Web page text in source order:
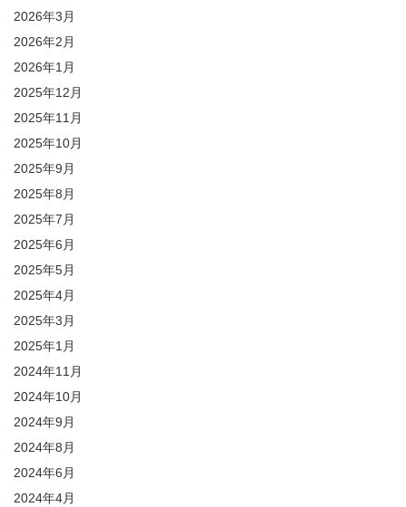
2026年3月
2026年2月
2026年1月
2025年12月
2025年11月
2025年10月
2025年9月
2025年8月
2025年7月
2025年6月
2025年5月
2025年4月
2025年3月
2025年1月
2024年11月
2024年10月
2024年9月
2024年8月
2024年6月
2024年4月